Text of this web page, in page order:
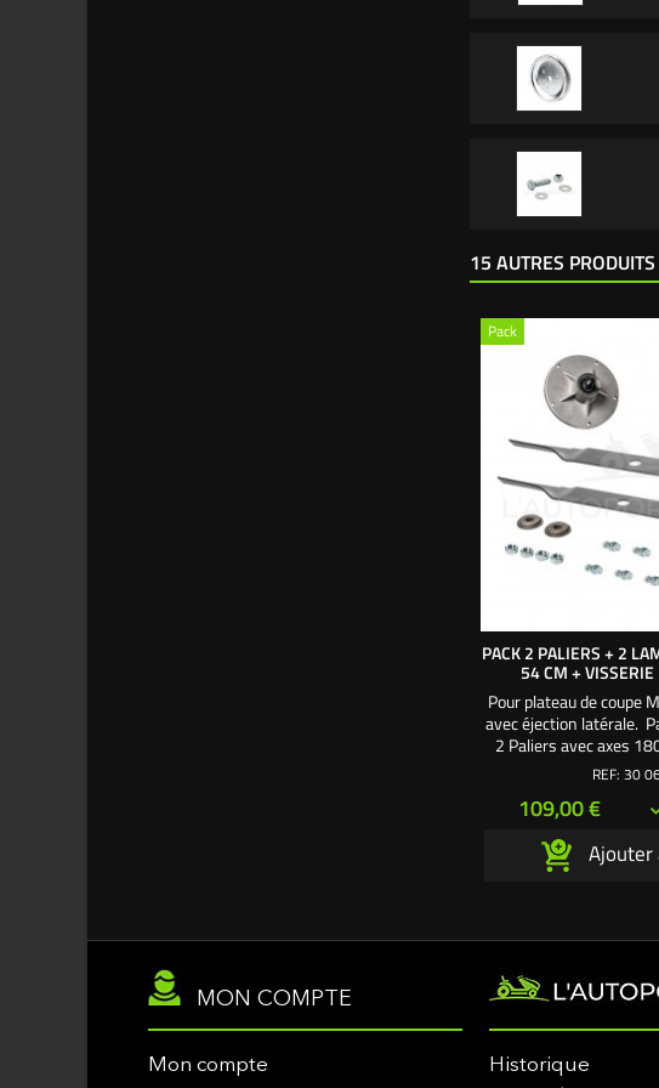
15 AUTRES
Pack
PACK 2 PALIERS + 2
54 CM +
Pour plateau de coupe
avec éjection latérale.
2 Paliers avec axes
soufflantes 54 cm. - 2
sur carter de coupe
REF: 30
Prix
109,00 €
Ajouter
MON COMPTE
Mon compte
Historique